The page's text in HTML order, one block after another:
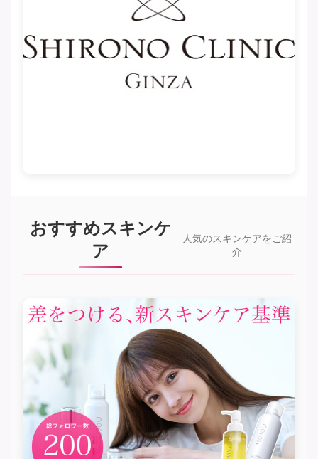
おすすめスキンケ
ア
人気のスキンケアをご紹
介